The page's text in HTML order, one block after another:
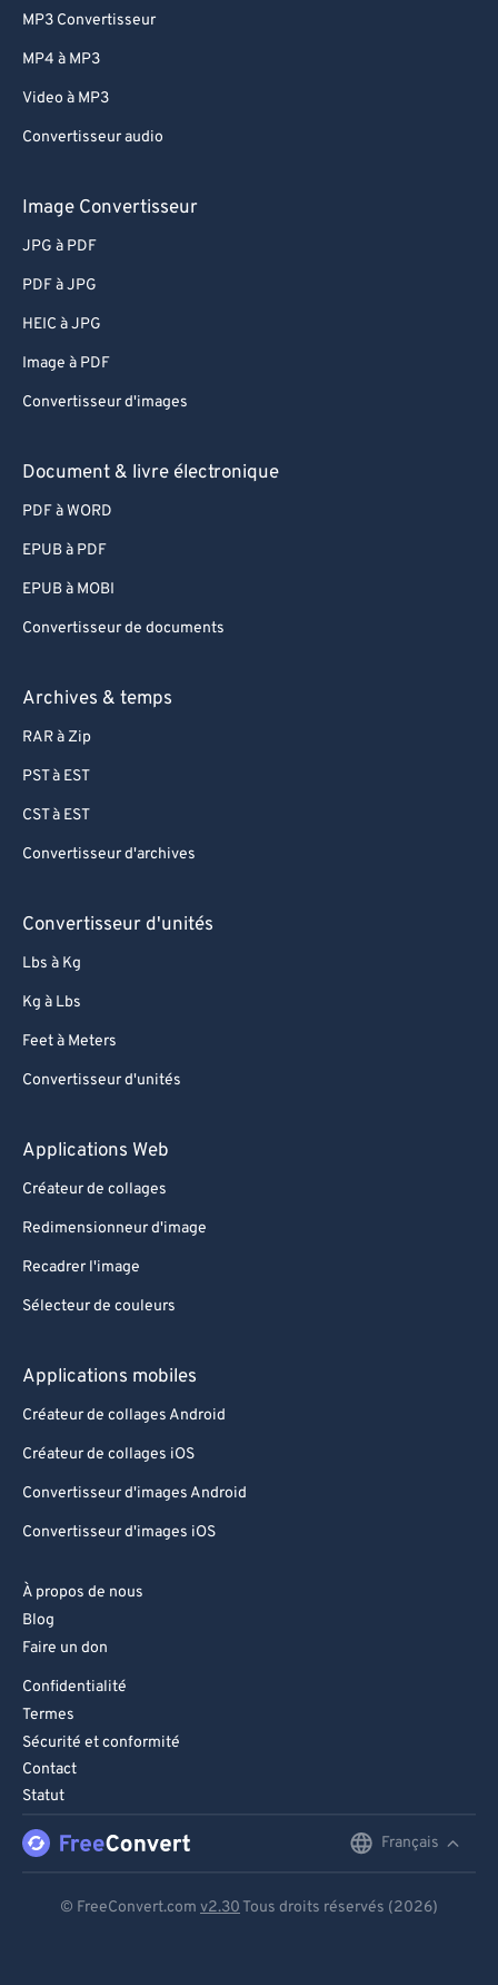
MP3 Convertisseur
MP4 à MP3
Video à MP3
Convertisseur audio
Image Convertisseur
JPG à PDF
PDF à JPG
HEIC à JPG
Image à PDF
Convertisseur d'images
Document & livre électronique
PDF à WORD
EPUB à PDF
EPUB à MOBI
Convertisseur de documents
Archives & temps
RAR à Zip
PST à EST
CST à EST
Convertisseur d'archives
Convertisseur d'unités
Lbs à Kg
Kg à Lbs
Feet à Meters
Convertisseur d'unités
Applications Web
Créateur de collages
Redimensionneur d'image
Recadrer l'image
Sélecteur de couleurs
Applications mobiles
Créateur de collages Android
Créateur de collages iOS
Convertisseur d'images Android
Convertisseur d'images iOS
À propos de nous
Blog
Faire un don
Confidentialité
Termes
Sécurité et conformité
Contact
Statut
Français
© FreeConvert.com v2.30 Tous droits réservés (2026)